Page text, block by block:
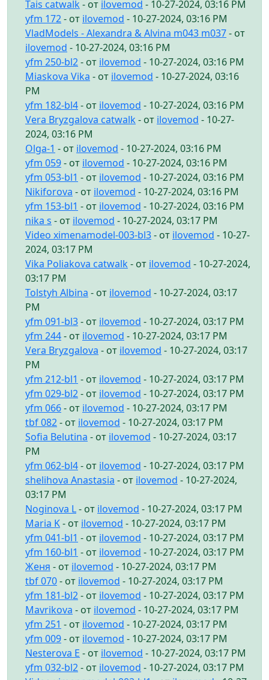
Tais catwalk - от ilovemod - 10-27-2024, 03:16 PM
yfm 172- от ilovemod - 10-27-2024, 03:16 PM
VladModels - Alexandra & Alvina m043 m037- от
ilovemod - 10-27-2024, 03:16 PM
yfm 250-bl2- от ilovemod - 10-27-2024, 03:16 PM
Miaskova Vika - от ilovemod - 10-27-2024, 03:16
PM
yfm 182-bl4- от ilovemod - 10-27-2024, 03:16 PM
Vera Bryzgalova catwalk - от ilovemod - 10-27-
2024, 03:16 PM
Olga-1 - от ilovemod - 10-27-2024, 03:16 PM
yfm 059- от ilovemod - 10-27-2024, 03:16 PM
yfm 053-bl1 - от ilovemod - 10-27-2024, 03:16 PM
Nikiforova - от ilovemod - 10-27-2024, 03:16 PM
yfm 153-bl1 - от ilovemod - 10-27-2024, 03:16 PM
nika s - от ilovemod - 10-27-2024, 03:17 PM
Video ximenamodel-003-bl3- от ilovemod - 10-27-
2024, 03:17 PM
Vika Poliakova catwalk - от ilovemod - 10-27-2024,
03:17 PM
Tolstyh Albina - от ilovemod - 10-27-2024, 03:17
PM
yfm 091-bl3- от ilovemod - 10-27-2024, 03:17 PM
yfm 244- от ilovemod - 10-27-2024, 03:17 PM
Vera Bryzgalova - от ilovemod - 10-27-2024, 03:17
PM
yfm 212-bl1 - от ilovemod - 10-27-2024, 03:17 PM
yfm 029-bl2- от ilovemod - 10-27-2024, 03:17 PM
yfm 066- от ilovemod - 10-27-2024, 03:17 PM
tbf 082- от ilovemod - 10-27-2024, 03:17 PM
Sofia Belutina - от ilovemod - 10-27-2024, 03:17
PM
yfm 062-bl4- от ilovemod - 10-27-2024, 03:17 PM
shelihova Anastasia - от ilovemod - 10-27-2024,
03:17 PM
Noginova L- от ilovemod - 10-27-2024, 03:17 PM
Maria K- от ilovemod - 10-27-2024, 03:17 PM
yfm 041-bl1 - от ilovemod - 10-27-2024, 03:17 PM
yfm 160-bl1 - от ilovemod - 10-27-2024, 03:17 PM
Женя - от ilovemod - 10-27-2024, 03:17 PM
tbf 070- от ilovemod - 10-27-2024, 03:17 PM
yfm 181-bl2- от ilovemod - 10-27-2024, 03:17 PM
Mavrikova - от ilovemod - 10-27-2024, 03:17 PM
yfm 251 - от ilovemod - 10-27-2024, 03:17 PM
yfm 009- от ilovemod - 10-27-2024, 03:17 PM
Nesterova E - от ilovemod - 10-27-2024, 03:17 PM
yfm 032-bl2- от ilovemod - 10-27-2024, 03:17 PM